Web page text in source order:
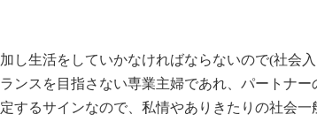
し生活をしていかなければならないので(社会
ンスを目指さない専業主婦であれ、パートナ
するサインなので、私情やありきたりの社会